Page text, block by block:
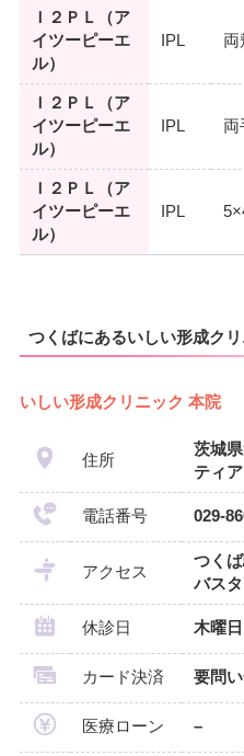
Ｉ２ＰＬ（ア
イツーピーエ
ル）
IPL 両
Ｉ２ＰＬ（ア
イツーピーエ
ル）
IPL 両
Ｉ２ＰＬ（ア
イツーピーエ
ル）
IPL
つくばにあるいしい形成ク
いしい形成クリニック 本院
住所
茨城
ティ
電話番号 029-
アクセス
つく
バス
休診日 木曜
カード決済 要問
医療ローン –